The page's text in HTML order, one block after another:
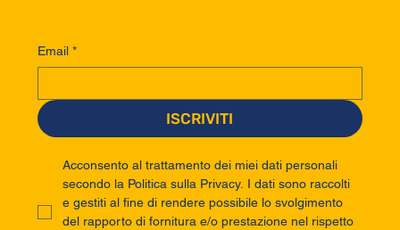
Email *
ISCRIVITI
Acconsento al trattamento dei miei dati personali
secondo la Politica sulla Privacy. I dati sono raccolti
e gestiti al fine di rendere possibile lo svolgimento
del rapporto di fornitura e/o prestazione nel rispetto